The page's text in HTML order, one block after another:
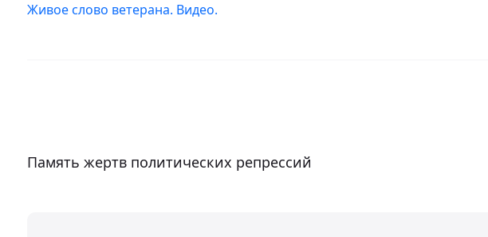
Живое слово ветерана. Видео.
Память жертв политических репрессий